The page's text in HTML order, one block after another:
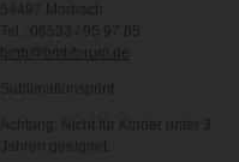
54497 Morbach
Tel.: 06533 / 95 97 85
bmb@bmbforum.de
Sublimationsprint
Achtung: Nicht für Kinder unter 3
Jahren geeignet.